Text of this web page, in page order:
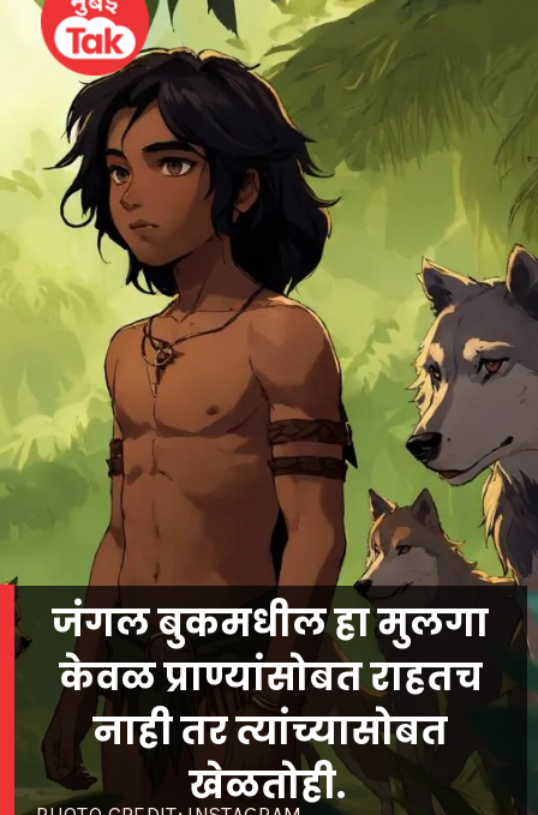
जंगल बुकमधील हा मुलगा
केवळ प्राण्यांसोबत राहतच
नाही तर त्यांच्यासोबत
खेळतोही.